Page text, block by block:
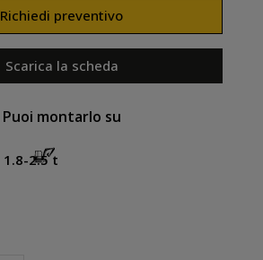
Richiedi preventivo
Scarica la scheda
Puoi montarlo su
1.8-2.5 t